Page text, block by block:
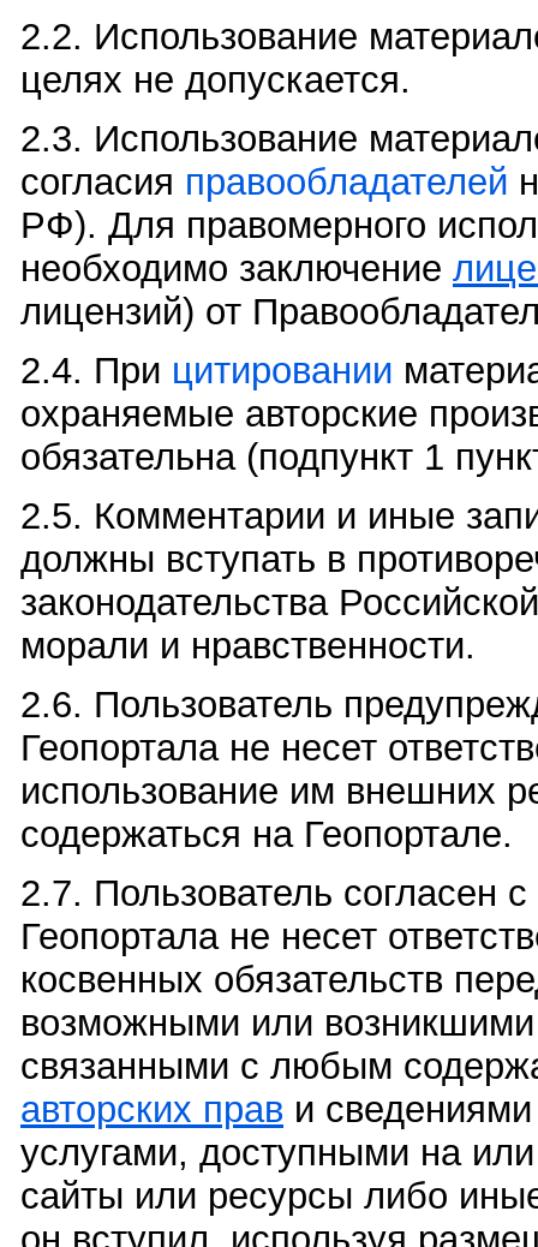
2.2. Использование
целях не допускается.
2.3. Использование
согласия правообладателей
РФ). Для правомерного
необходимо заключение
лицензий) от
2.4. При цитировании
охраняемые авторские
обязательна (подпункт 1
2.5. Комментарии и иные
должны вступать в
законодательства
морали и нравственности.
2.6. Пользователь
Геопортала не несет
использование им внешних
содержаться на Геопортале.
2.7. Пользователь согласен
Геопортала не несет
косвенных обязательств
возможными или
связанными с любым
авторских прав и
услугами, доступными на
сайты или ресурсы либо